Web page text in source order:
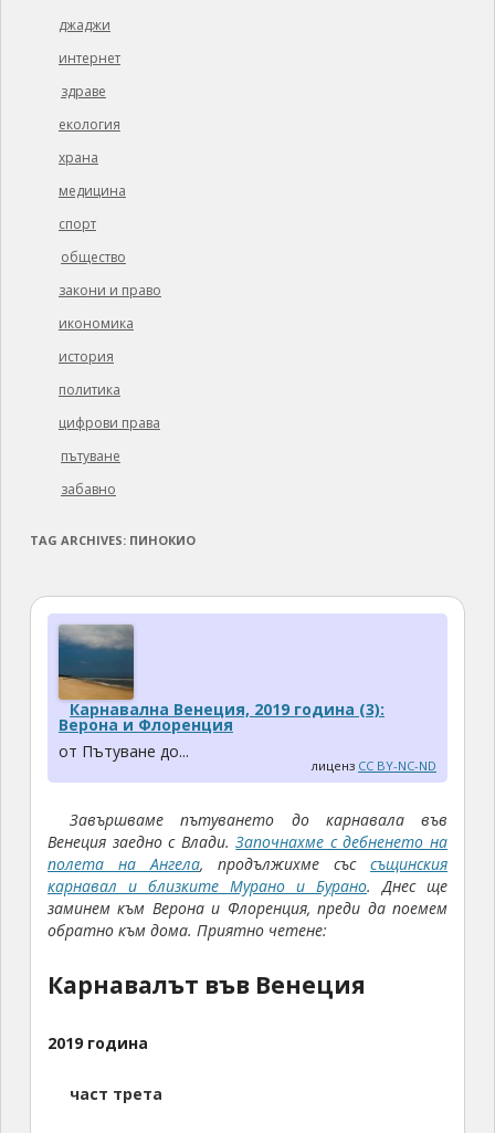
джаджи
интернет
здраве
екология
храна
медицина
спорт
общество
закони и право
икономика
история
политика
цифрови права
пътуване
забавно
TAG ARCHIVES: ПИНОКИО
Карнавална Венеция, 2019 година (3):
Верона и Флоренция
от Пътуване до...
лиценз CC BY-NC-ND
Завършваме пътуването до карнавала във
Венеция заедно с Влади.Започнахме с дебненето на
полета на Ангела, продължихме съссъщинския
карнавал и близките Мурано и Бурано. Днес ще
заминем към Верона и Флоренция, преди да поемем
обратно към дома. Приятно четене:
Карнавалът във Венеция
2019 година
част трета